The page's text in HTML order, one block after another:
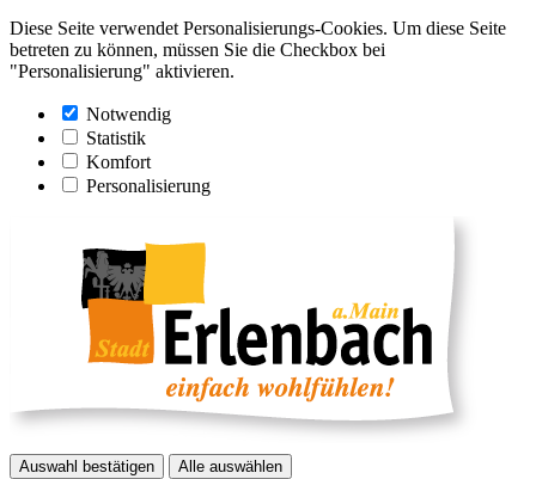
Diese Seite verwendet Personalisierungs-Cookies. Um diese Seite
betreten zu können, müssen Sie die Checkbox bei
"Personalisierung" aktivieren.
Notwendig
Statistik
Komfort
Personalisierung
Auswahl bestätigen Alle auswählen